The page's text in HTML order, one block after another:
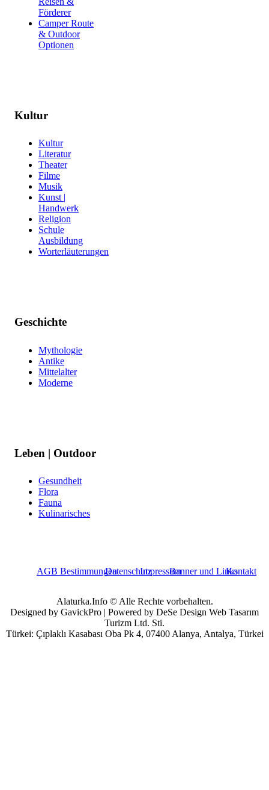
Förderer
Camper Route
& Outdoor
Optionen
Kultur
Kultur
Literatur
Theater
Filme
Musik
Kunst |
Handwerk
Religion
Schule
Ausbildung
Worterläuterungen
Geschichte
Mythologie
Antike
Mittelalter
Moderne
Leben | Outdoor
Gesundheit
Flora
Fauna
Kulinarisches
AGB BestimmungenDatenschutzImpressumBanner und LinksKontakt
Alaturka.Info © Alle Rechte vorbehalten.
Designed by GavickPro | Powered by DeSe Design Web Tasarım
Turizm Ltd. Sti.
Türkei: Çıplaklı Kasabası Oba Pk 4, 07400 Alanya, Antalya, Türkei